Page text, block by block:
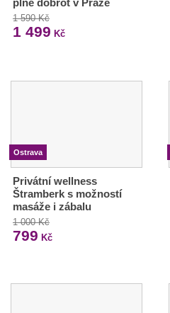
1 590 Kč
1 499 Kč
Ostrava
Privátní wellness
Štramberk s možností
masáže i zábalu
1 000 Kč
799 Kč